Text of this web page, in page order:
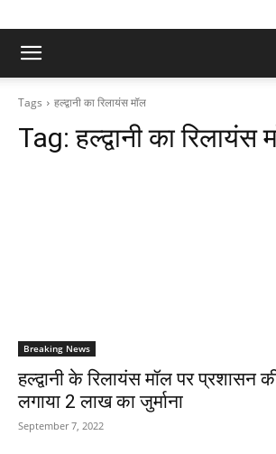
Tags हल्द्वानी का रिलायंस मॉल
Tag:हल्द्वानी का रिलायंस
Breaking News
हल्द्वानी के रिलायंस मॉल पर प्रशासन
लगाया 2 लाख का जुर्माना
September 7, 2022